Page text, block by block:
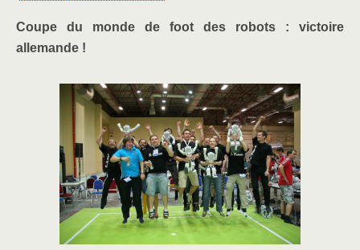
Coupe du monde de foot des robots : victoire
allemande !